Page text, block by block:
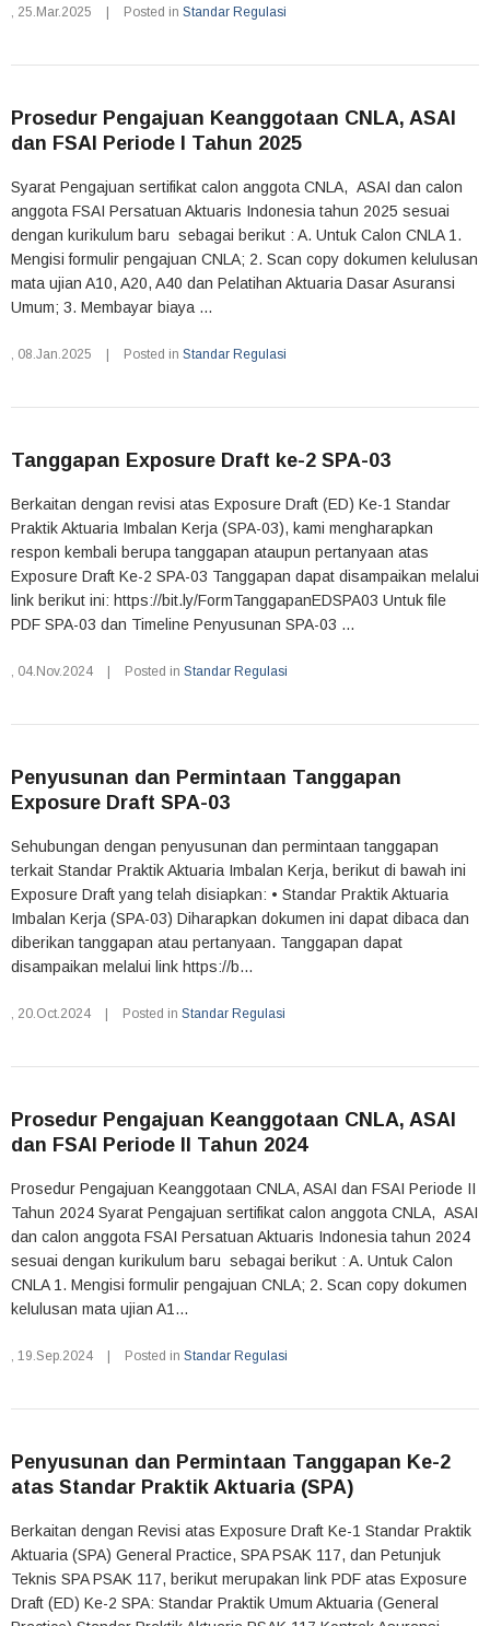
, 25.Mar.2025 Posted in Standar Regulasi
Prosedur Pengajuan Keanggotaan CNLA, ASAI
dan FSAI Periode I Tahun 2025
Syarat Pengajuan sertifikat calon anggota CNLA, ASAI dan calon
anggota FSAI Persatuan Aktuaris Indonesia tahun 2025 sesuai
dengan kurikulum baru sebagai berikut : A. Untuk Calon CNLA 1.
Mengisi formulir pengajuan CNLA; 2. Scan copy dokumen kelulusan
mata ujian A10, A20, A40 dan Pelatihan Aktuaria Dasar Asuransi
Umum; 3. Membayar biaya ...
, 08.Jan.2025 Posted in Standar Regulasi
Tanggapan Exposure Draft ke-2 SPA-03
Berkaitan dengan revisi atas Exposure Draft (ED) Ke-1 Standar
Praktik Aktuaria Imbalan Kerja (SPA-03), kami mengharapkan
respon kembali berupa tanggapan ataupun pertanyaan atas
Exposure Draft Ke-2 SPA-03 Tanggapan dapat disampaikan melalui
link berikut ini: https://bit.ly/FormTanggapanEDSPA03 Untuk file
PDF SPA-03 dan Timeline Penyusunan SPA-03 ...
, 04.Nov.2024 Posted in Standar Regulasi
Penyusunan dan Permintaan Tanggapan
Exposure Draft SPA-03
Sehubungan dengan penyusunan dan permintaan tanggapan
terkait Standar Praktik Aktuaria Imbalan Kerja, berikut di bawah ini
Exposure Draft yang telah disiapkan: • Standar Praktik Aktuaria
Imbalan Kerja (SPA-03) Diharapkan dokumen ini dapat dibaca dan
diberikan tanggapan atau pertanyaan. Tanggapan dapat
disampaikan melalui link https://b...
, 20.Oct.2024 Posted in Standar Regulasi
Prosedur Pengajuan Keanggotaan CNLA, ASAI
dan FSAI Periode II Tahun 2024
Prosedur Pengajuan Keanggotaan CNLA, ASAI dan FSAI Periode II
Tahun 2024 Syarat Pengajuan sertifikat calon anggota CNLA, ASAI
dan calon anggota FSAI Persatuan Aktuaris Indonesia tahun 2024
sesuai dengan kurikulum baru sebagai berikut : A. Untuk Calon
CNLA 1. Mengisi formulir pengajuan CNLA; 2. Scan copy dokumen
kelulusan mata ujian A1...
, 19.Sep.2024 Posted in Standar Regulasi
Penyusunan dan Permintaan Tanggapan Ke-2
atas Standar Praktik Aktuaria (SPA)
Berkaitan dengan Revisi atas Exposure Draft Ke-1 Standar Praktik
Aktuaria (SPA) General Practice, SPA PSAK 117, dan Petunjuk
Teknis SPA PSAK 117, berikut merupakan link PDF atas Exposure
Draft (ED) Ke-2 SPA: Standar Praktik Umum Aktuaria (General